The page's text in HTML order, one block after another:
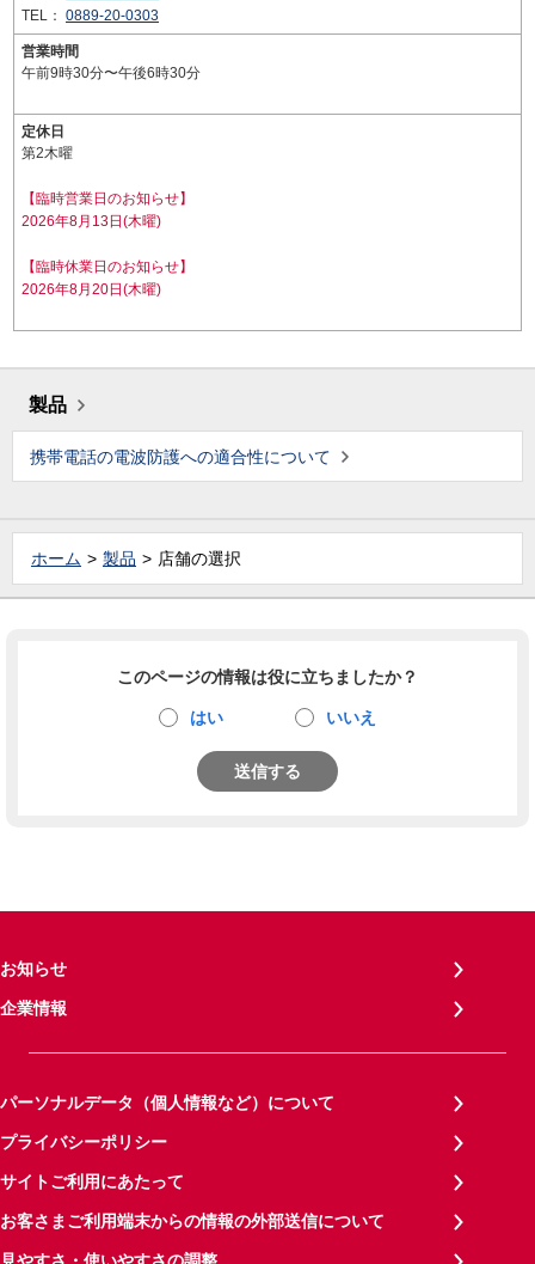
TEL： 0889-20-0303
営業時間
午前9時30分〜午後6時30分
定休日
第2木曜
【臨時営業日のお知らせ】
2026年8月13日(木曜)
【臨時休業日のお知らせ】
2026年8月20日(木曜)
製品
携帯電話の電波防護への適合性について
ホーム 製品 店舗の選択
このページの情報は役に立ちましたか？
はい いいえ
送信する
お知らせ
企業情報
パーソナルデータ（個人情報など）について
プライバシーポリシー
サイトご利用にあたって
お客さまご利用端末からの情報の外部送信について